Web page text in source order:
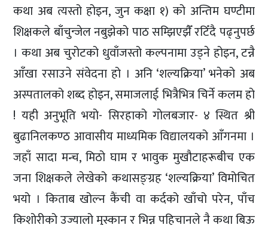
कथा अब त्यस्तो होइन, जुन कक्षा १) को अन्तिम घण्टीमा
शिक्षकले बाँचुन्जेल नबुझेको पाठ सम्झिएझैँ रटिँदै पढ्नुपर्छ
। कथा अब चुरोटको धुवाँजस्तो कल्पनामा उड्ने होइन, टन्नै
आँखा रसाउने संवेदना हो । अनि ‘शल्यक्रिया’ भनेको अब
अस्पतालको शब्द होइन, समाजलाई भित्रैभित्र चिर्ने कलम हो
! यही अनुभूति भयो- सिरहाको गोलबजार- ४ स्थित श्री
बुढानिलकण्ठ आवासीय माध्यमिक विद्यालयको आँगनमा ।
जहाँ सादा मन्च, मिठो घाम र भावुक मुखौटाहरूबीच एक
जना शिक्षकले लेखेको कथासङ्ग्रह ‘शल्यक्रिया’ विमोचित
भयो । किताब खोल्न कैंची वा कर्दको खाँचो परेन, पाँच
किशोरीको उज्यालो मुस्कान र भिन्न पहिचानले नै कथा बिऊ